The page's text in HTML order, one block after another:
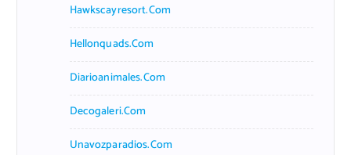
Hawkscayresort.com
Hellonquads.com
Diarioanimales.com
Decogaleri.com
Unavozparadios.com